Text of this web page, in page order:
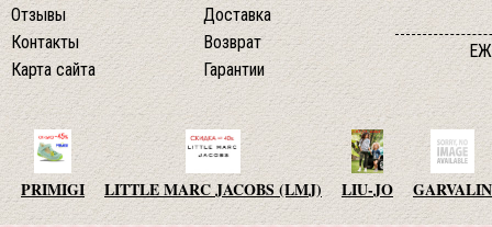
Отзывы
Контакты
Карта сайта
Доставка
Возврат
Гарантии
PRIMIGI LITTLE MARC JACOBS (LMJ) LIU-JO GARVALIN